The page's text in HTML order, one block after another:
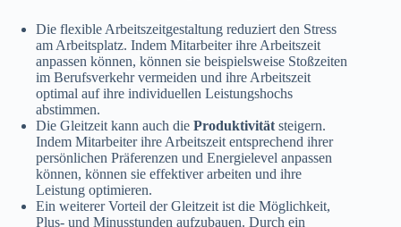
Die flexible Arbeitszeitgestaltung reduziert den Stress
am Arbeitsplatz. Indem Mitarbeiter ihre Arbeitszeit
anpassen können, können sie beispielsweise Stoßzeiten
im Berufsverkehr vermeiden und ihre Arbeitszeit
optimal auf ihre individuellen Leistungshochs
abstimmen.
Die Gleitzeit kann auch die Produktivität steigern.
Indem Mitarbeiter ihre Arbeitszeit entsprechend ihrer
persönlichen Präferenzen und Energielevel anpassen
können, können sie effektiver arbeiten und ihre
Leistung optimieren.
Ein weiterer Vorteil der Gleitzeit ist die Möglichkeit,
Plus- und Minusstunden aufzubauen. Durch ein